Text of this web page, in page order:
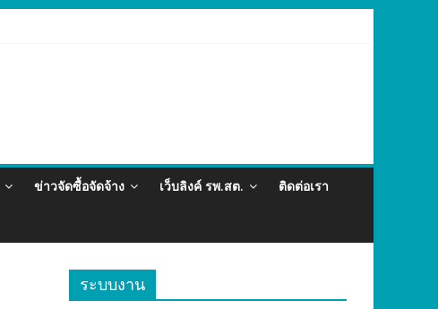
ข่าวจัดซื้อจัดจ้าง เว็บลิงค์ รพ.สต. ติดต่อเรา
ระบบงาน